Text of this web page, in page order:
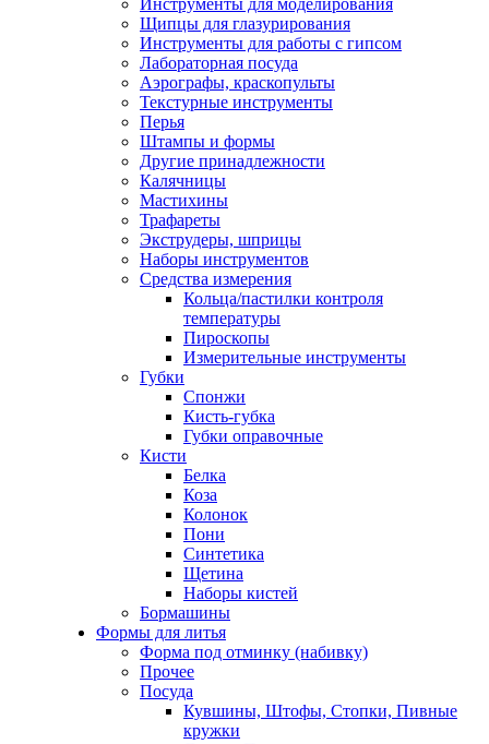
Инструменты для моделирования
Щипцы для глазурирования
Инструменты для работы с гипсом
Лабораторная посуда
Аэрографы, краскопульты
Текстурные инструменты
Перья
Штампы и формы
Другие принадлежности
Калячницы
Мастихины
Трафареты
Экструдеры, шприцы
Наборы инструментов
Средства измерения
Кольца/пастилки контроля
температуры
Пироскопы
Измерительные инструменты
Губки
Спонжи
Кисть-губка
Губки оправочные
Кисти
Белка
Коза
Колонок
Пони
Синтетика
Щетина
Наборы кистей
Бормашины
Формы для литья
Форма под отминку (набивку)
Прочее
Посуда
Кувшины, Штофы, Стопки, Пивные
кружки